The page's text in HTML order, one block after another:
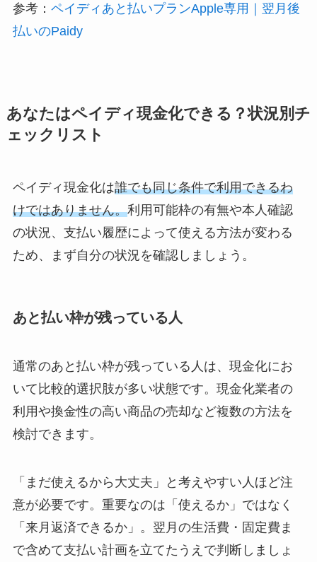
参考： ペイディあと払いプランApple専用｜翌月後
払いのPaidy
あなたはペイディ現金化できる？状況別チ
ェックリスト
ペイディ現金化は誰でも同じ条件で利用できるわ
けではありません。利用可能枠の有無や本人確認
の状況、支払い履歴によって使える方法が変わる
ため、まず自分の状況を確認しましょう。
あと払い枠が残っている人
通常のあと払い枠が残っている人は、現金化にお
いて比較的選択肢が多い状態です。現金化業者の
利用や換金性の高い商品の売却など複数の方法を
検討できます。
「まだ使えるから大丈夫」と考えやすい人ほど注
意が必要です。重要なのは「使えるか」ではなく
「来月返済できるか」。翌月の生活費・固定費ま
で含めて支払い計画を立てたうえで判断しましょ